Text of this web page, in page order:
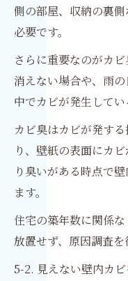
側の部屋、収納の裏
必要です。
さらに重要なのがカ
消えない場合や、雨
中でカビが発生してい
カビ臭はカビが発す
り、壁紙の表面にカ
り臭いがある時点で
ます。
住宅の築年数に関係
放置せず、原因調査を
5-2. 見えない壁内カ